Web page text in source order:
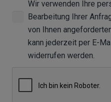
Wir verwenden Ihre
Bearbeitung Ihrer
von Ihnen
kann jederzeit per E-
widerrufen werden.